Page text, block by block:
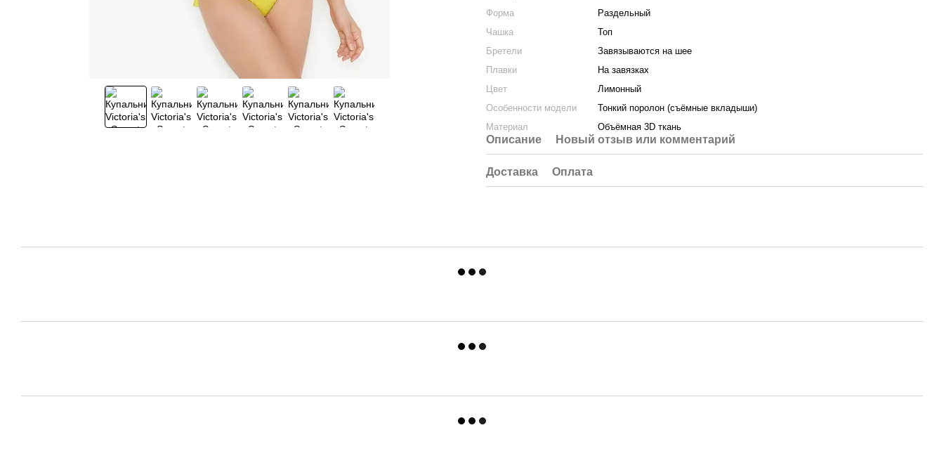
Форма
Раздельный
Чашка
Топ
Бретели
Завязываются на шее
Плавки
На завязках
Цвет
Лимонный
Особенности модели
Тонкий поролон (съёмные вкладыши)
Материал
Объёмная 3D ткань
Описание Новый отзыв или комментарий
Доставка Оплата